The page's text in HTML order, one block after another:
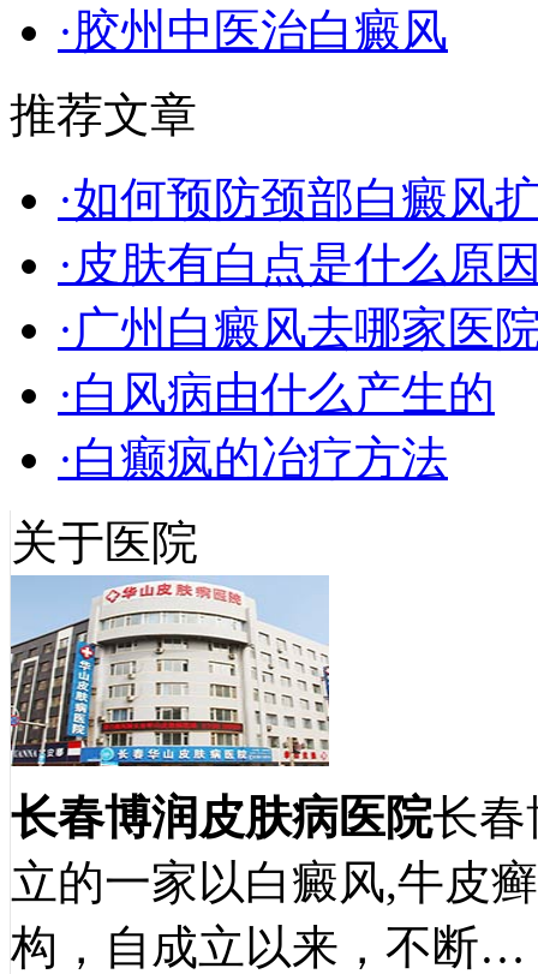
·胶州中医治白癜风
推荐文章
·如何预防颈部白癜风
·皮肤有白点是什么原
·广州白癜风去哪家医
·白风病由什么产生的
·白癫疯的冶疗方法
关于医院
长春博润皮肤病医院长春
立的一家以白癜风,牛皮
构，自成立以来，不断…